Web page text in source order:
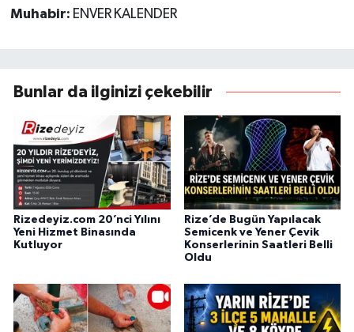
Muhabir: ENVER KALENDER
Bunlar da ilginizi çekebilir
Rizedeyiz.com 20’nci Yılını
Yeni Hizmet Binasında
Kutluyor
Rize’de Bugün Yapılacak
Semicenk ve Yener Çevik
Konserlerinin Saatleri Belli
Oldu